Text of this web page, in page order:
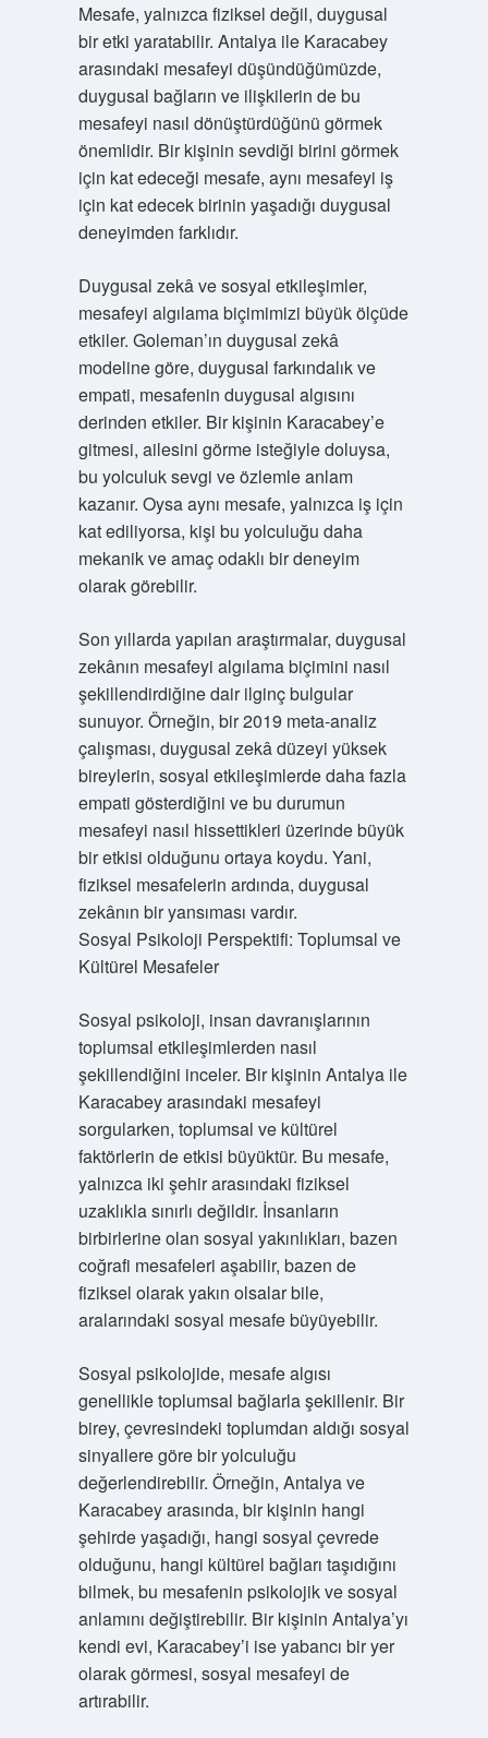
Mesafe, yalnızca fiziksel değil, duygusal
bir etki yaratabilir. Antalya ile Karacabey
arasındaki mesafeyi düşündüğümüzde,
duygusal bağların ve ilişkilerin de bu
mesafeyi nasıl dönüştürdüğünü görmek
önemlidir. Bir kişinin sevdiği birini görmek
için kat edeceği mesafe, aynı mesafeyi iş
için kat edecek birinin yaşadığı duygusal
deneyimden farklıdır.
Duygusal zekâ ve sosyal etkileşimler,
mesafeyi algılama biçimimizi büyük ölçüde
etkiler. Goleman’ın duygusal zekâ
modeline göre, duygusal farkındalık ve
empati, mesafenin duygusal algısını
derinden etkiler. Bir kişinin Karacabey’e
gitmesi, ailesini görme isteğiyle doluysa,
bu yolculuk sevgi ve özlemle anlam
kazanır. Oysa aynı mesafe, yalnızca iş için
kat ediliyorsa, kişi bu yolculuğu daha
mekanik ve amaç odaklı bir deneyim
olarak görebilir.
Son yıllarda yapılan araştırmalar, duygusal
zekânın mesafeyi algılama biçimini nasıl
şekillendirdiğine dair ilginç bulgular
sunuyor. Örneğin, bir 2019 meta-analiz
çalışması, duygusal zekâ düzeyi yüksek
bireylerin, sosyal etkileşimlerde daha fazla
empati gösterdiğini ve bu durumun
mesafeyi nasıl hissettikleri üzerinde büyük
bir etkisi olduğunu ortaya koydu. Yani,
fiziksel mesafelerin ardında, duygusal
zekânın bir yansıması vardır.
Sosyal Psikoloji Perspektifi: Toplumsal ve
Kültürel Mesafeler
Sosyal psikoloji, insan davranışlarının
toplumsal etkileşimlerden nasıl
şekillendiğini inceler. Bir kişinin Antalya ile
Karacabey arasındaki mesafeyi
sorgularken, toplumsal ve kültürel
faktörlerin de etkisi büyüktür. Bu mesafe,
yalnızca iki şehir arasındaki fiziksel
uzaklıkla sınırlı değildir. İnsanların
birbirlerine olan sosyal yakınlıkları, bazen
coğrafi mesafeleri aşabilir, bazen de
fiziksel olarak yakın olsalar bile,
aralarındaki sosyal mesafe büyüyebilir.
Sosyal psikolojide, mesafe algısı
genellikle toplumsal bağlarla şekillenir. Bir
birey, çevresindeki toplumdan aldığı sosyal
sinyallere göre bir yolculuğu
değerlendirebilir. Örneğin, Antalya ve
Karacabey arasında, bir kişinin hangi
şehirde yaşadığı, hangi sosyal çevrede
olduğunu, hangi kültürel bağları taşıdığını
bilmek, bu mesafenin psikolojik ve sosyal
anlamını değiştirebilir. Bir kişinin Antalya’yı
kendi evi, Karacabey’i ise yabancı bir yer
olarak görmesi, sosyal mesafeyi de
artırabilir.